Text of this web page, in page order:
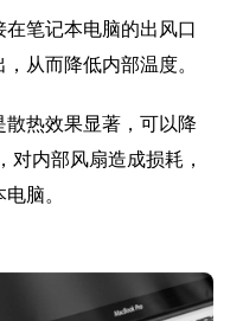
笔记本电脑的出风口
从而降低内部温度。
热效果显著，可以降
对内部风扇造成损耗，
脑。